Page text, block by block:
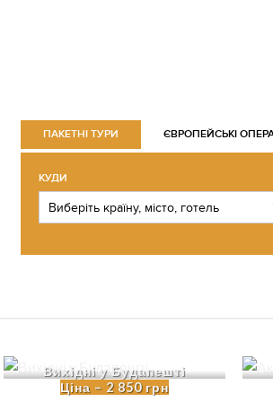
ПАКЕТНІ ТУРИ ЄВРОПЕЙСЬКІ
КУДИ
Вихідні у Будапешті
Ціна – 2 850 грн